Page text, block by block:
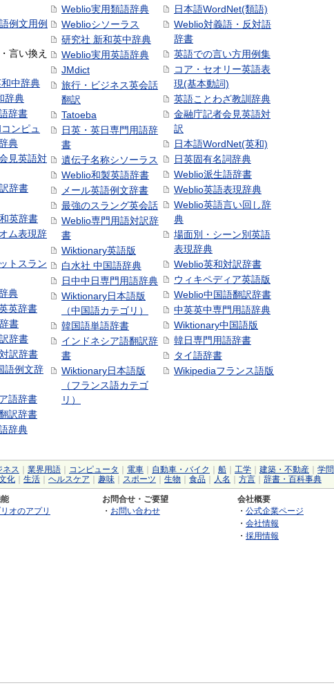
例文用例
言い換え
中辞典
辞典
辞書
ンピュ
典
見英語対
辞書
英辞書
ム表現辞
トスラン
典
英辞書
書
辞書
訳辞書
語例文辞
語辞書
訳辞書
辞典
Weblio実用類語辞典
Weblioシソーラス
研究社 新和英中辞典
Weblio実用英語辞典
JMdict
旅行・ビジネス英会話
翻訳
Tatoeba
日英・英日専門用語辞
書
遺伝子名称シソーラス
Weblio和製英語辞書
メール英語例文辞書
最強のスラング英会話
Weblio専門用語対訳辞
書
Wiktionary英語版
白水社 中国語辞典
日中中日専門用語辞典
Wiktionary日本語版
（中国語カテゴリ）
韓国語単語辞書
インドネシア語翻訳辞
書
Wiktionary日本語版
（フランス語カテゴ
リ）
日本語WordNet(類語)
Weblio対義語・反対語
辞書
英語での言い方用例集
コア・セオリー英語表
現(基本動詞)
英語ことわざ教訓辞典
金融庁記者会見英語対
訳
日本語WordNet(英和)
日英固有名詞辞典
Weblio派生語辞書
Weblio英語表現辞典
Weblio英語言い回し辞
典
場面別・シーン別英語
表現辞典
Weblio英和対訳辞書
ウィキペディア英語版
Weblio中国語翻訳辞書
中英英中専門用語辞典
Wiktionary中国語版
韓日専門用語辞書
タイ語辞書
Wikipediaフランス語版
ネス 業界用語 コンピュータ 電車 自動車・バイク 船 工学 建築・不動産
学問
化
生活 ヘルスケア 趣味 スポーツ 生物 食品 人名 方言 辞書・百科事典
オのアプリ
お問合せ・ご要望
・ お問い合わせ
会社概要
・ 公式企業ページ
・ 会社情報
・ 採用情報